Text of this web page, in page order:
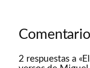
2 respuestas a